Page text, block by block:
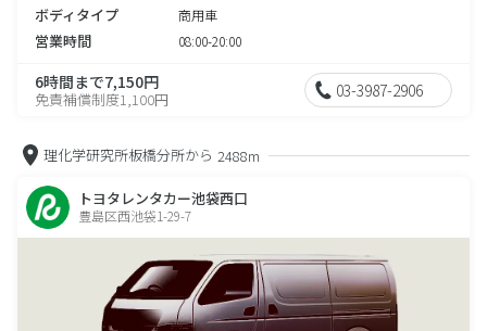
ボディタイプ 商用車
営業時間 08:00-20:00
6時間まで7,150円
免責補償制度1,100円 03-3987-2906
理化学研究所板橋分所から 2488m
トヨタレンタカー池袋西口
豊島区西池袋1-29-7